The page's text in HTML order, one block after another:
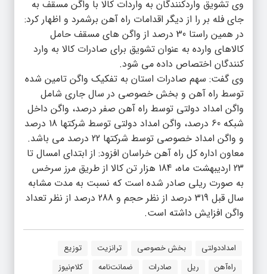
وی تشویق واردکنندگان به واردات کالا با واگن مسقف به
جای فله بر را از دیگر اقدامات راه آهن برشمرد و اظهار کرد:
در همین راستا 30 درصد از واگن های مسقف حامل
کالاهای وارده به عنوان تشویق برای صادرات کالا به وارد
کنندگان اختصاص داده می شود.
وی گفت: سهم صادرات استان به تفکیک واگن تامین شده
توسط راه آهن و بخش خصوصی در سال جاری شامل
واگن امداد دولتی توسط راه آهن صفر درصد، واگن داخل
شبکه 60 درصد، واگن امداد دولتی توسط شرکتها 18 درصد
و واگن امداد خصوصی توسط شرکتها 22 درصد می باشد.
معاون اداره کل راه آهن خراسان افزود: از ابتدای امسال تا
23 اردیبهشت ماه، 184 هزار تن کالا از طریق مرز سرخس
به صورت ریلی صادر شده است که نسبت به مدت مشابه
سال قبل 319 درصد از نظر حجم و 288 درصد از نظر تعداد
واگن افزایش داشته است.
امداد‌دولتی بخش خصوصی ترانزیت
توزیع
راه‌آهن
ریل صادرات ضمانت‌نامه
کلام‌نیوز